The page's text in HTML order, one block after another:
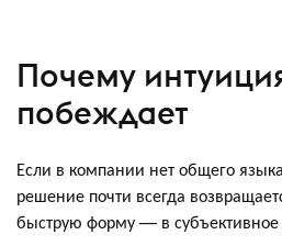
Почему
побеждает
Если в компании нет общего
решение почти всегда
быструю форму — в субъективное